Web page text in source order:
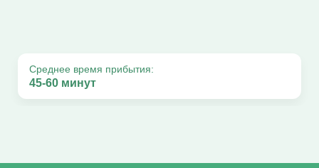
Среднее время прибытия:
45-60 минут